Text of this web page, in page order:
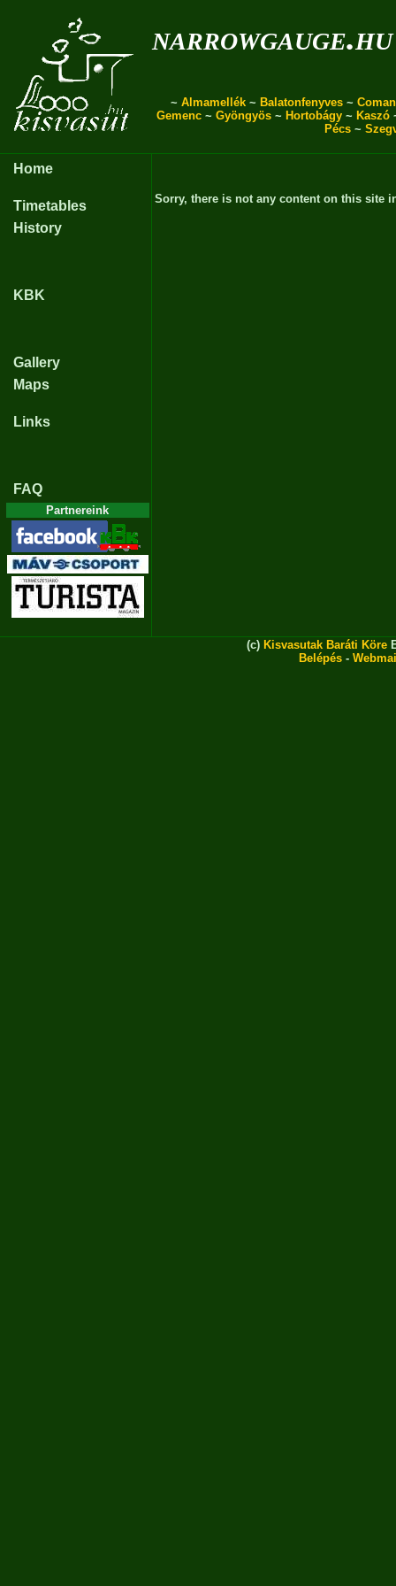
narrowgauge.hu
~ Almamellék ~ Balatonfenyves ~
Gemenc ~ Gyöngyös ~ Hortobágy ~ Kaszó
Pécs ~
Home
Timetables
History
KBK
Gallery
Maps
Links
FAQ
Partnereink
Sorry, there is not any content on this site
(c) Kisvasutak Baráti Köre
Belépés -